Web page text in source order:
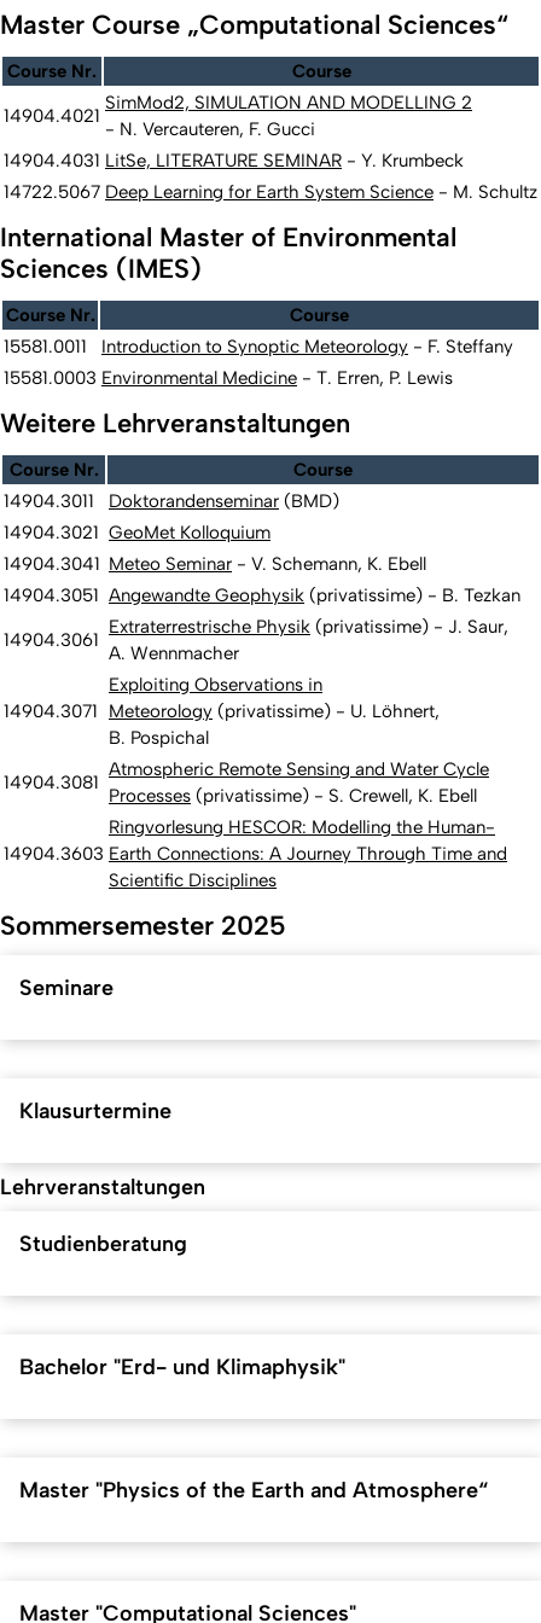
Master Course „Computational Sciences“
Course Nr. Course
14904.4021
SimMod2, SIMULATION AND MODELLING 2
- N. Vercauteren, F. Gucci
14904.4031 LitSe, LITERATURE SEMINAR - Y. Krumbeck
14722.5067 Deep Learning for Earth System Science - M. Schultz
International Master of Environmental
Sciences (IMES)
Course Nr.
Course
15581.0011
Introduction to Synoptic Meteorology - F. Steffany
15581.0003 Environmental Medicine - T. Erren, P. Lewis
Weitere Lehrveranstaltungen
Course Nr.
Course
14904.3011
Doktorandenseminar (BMD)
14904.3021 GeoMet Kolloquium
14904.3041 Meteo Seminar - V. Schemann, K. Ebell
14904.3051 Angewandte Geophysik (privatissime) - B. Tezkan
14904.3061
Extraterrestrische Physik (privatissime) - J. Saur,
A. Wennmacher
14904.3071
Exploiting Observations in
Meteorology (privatissime) - U. Löhnert,
B. Pospichal
14904.3081
Atmospheric Remote Sensing and Water Cycle
Processes (privatissime) - S. Crewell, K. Ebell
14904.3603
Ringvorlesung HESCOR: Modelling the Human-
Earth Connections: A Journey Through Time and
Scientific Disciplines
Sommersemester 2025
Seminare
Klausurtermine
Lehrveranstaltungen
Studienberatung
Bachelor "Erd- und Klimaphysik"
Master "Physics of the Earth and Atmosphere“
Master "Computational Sciences"